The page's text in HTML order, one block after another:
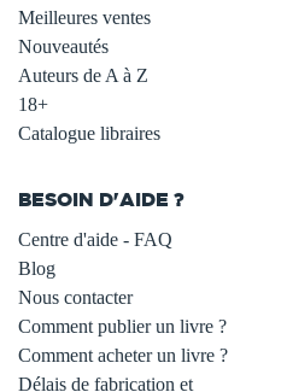
Meilleures ventes
Nouveautés
Auteurs de A à Z
18+
Catalogue libraires
BESOIN D'AIDE ?
Centre d'aide - FAQ
Blog
Nous contacter
Comment publier un livre ?
Comment acheter un livre ?
Délais de fabrication et